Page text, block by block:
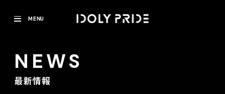
MENU
NEWS
最新情報